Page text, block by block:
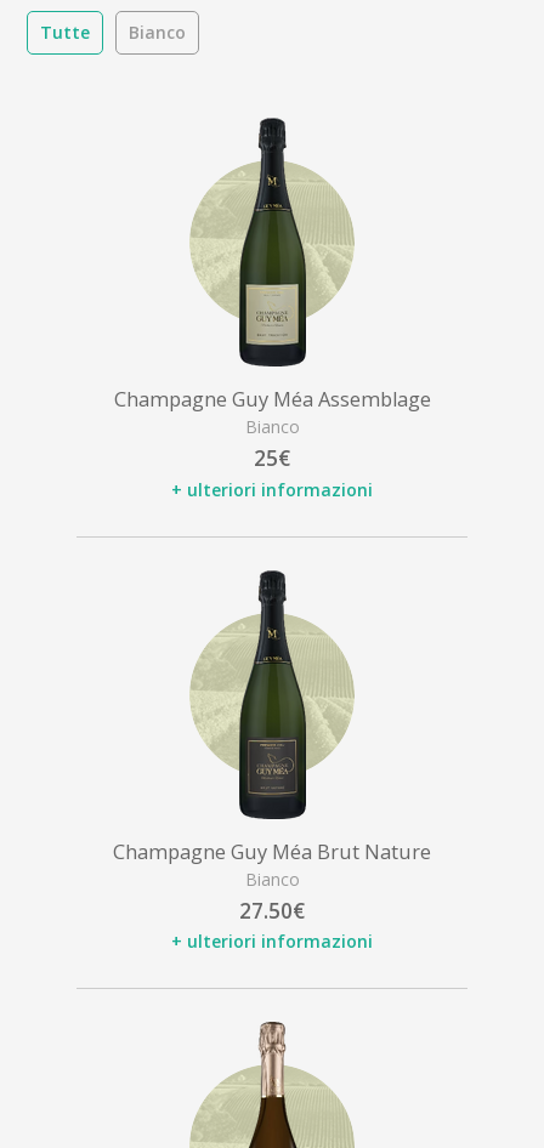
Tutte Bianco
Champagne Guy Méa Assemblage
Bianco
25€
+ ulteriori informazioni
Champagne Guy Méa Brut Nature
Bianco
27.50€
+ ulteriori informazioni